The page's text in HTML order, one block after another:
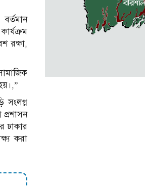
রক্ষা,
সংলগ্ন
ঢাকার
করা
মোহনগঞ্জ
মৃত্যু